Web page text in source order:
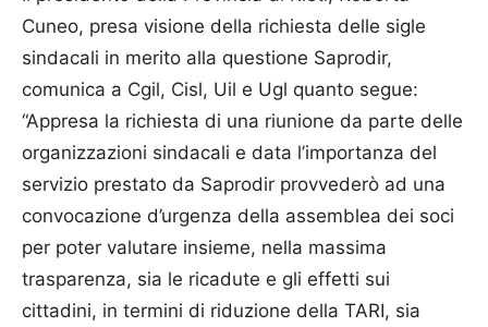
Cuneo, presa visione della richiesta delle sigle
sindacali in merito alla questione Saprodir,
comunica a Cgil, Cisl, Uil e Ugl quanto segue:
“Appresa la richiesta di una riunione da parte delle
organizzazioni sindacali e data l’importanza del
servizio prestato da Saprodir provvederò ad una
convocazione d’urgenza della assemblea dei soci
per poter valutare insieme, nella massima
trasparenza, sia le ricadute e gli effetti sui
cittadini, in termini di riduzione della TARI, sia